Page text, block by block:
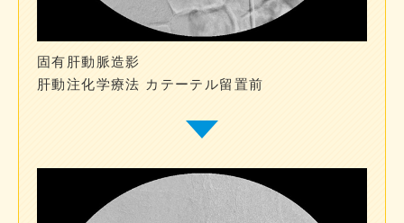
固有肝動脈造影
肝動注化学療法 カテーテル留置前